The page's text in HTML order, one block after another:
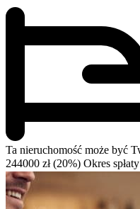
Ta nieruchomość może być
244000 zł (20%) Okres